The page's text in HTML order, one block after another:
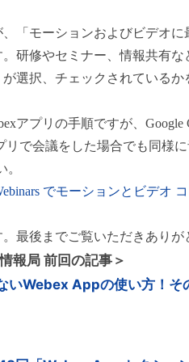
「モーションおよびビデオ
研修やセミナー、情報共有
選択、チェックされているか
アプリの手順ですが、
リで会議をした場合でも同
でモーションとビデオ
最後までご覧いただきあり
報局 前回の記事＞
Webex Appの使い方！